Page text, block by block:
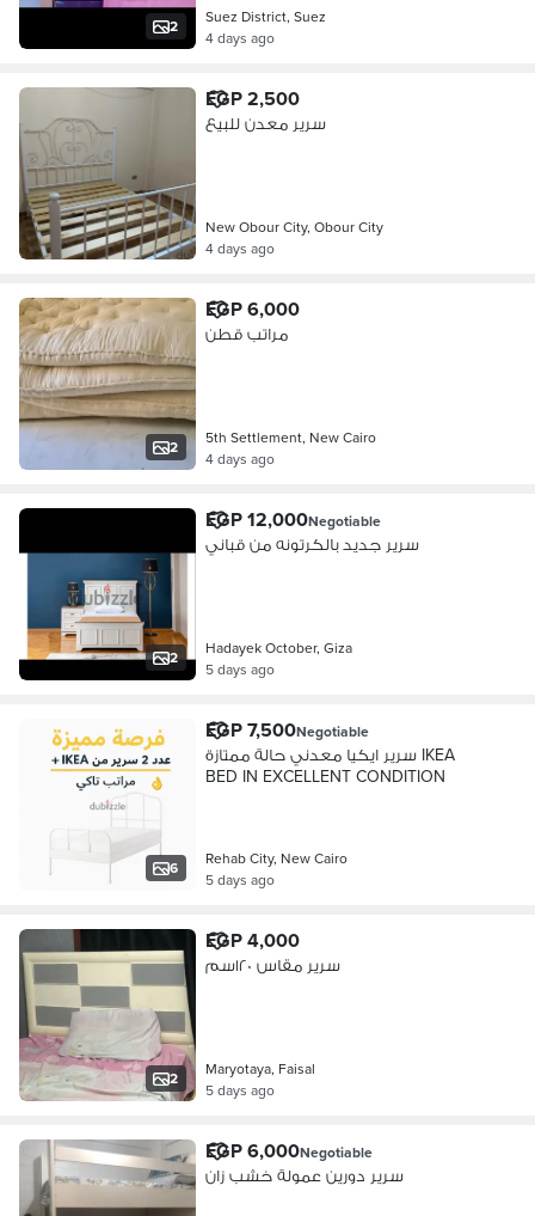
2
Suez District, Suez
4 days ago
EGP 2,500
سرير معدن للبيع
New Obour City, Obour City
4 days ago
2
EGP 6,000
مراتب قطن
5th Settlement, New Cairo
4 days ago
2
EGP 12,000Negotiable
سرير جديد بالكرتونه من قباني
Hadayek October, Giza
5 days ago
6
EGP 7,500Negotiable
سرير ايكيا معدني حالة ممتازة IKEA
BED IN EXCELLENT CONDITION
Rehab City, New Cairo
5 days ago
2
EGP 4,000
سرير مقاس ١٢٠سم
Maryotaya, Faisal
5 days ago
EGP 6,000Negotiable
سرير دورين عمولة خشب زان